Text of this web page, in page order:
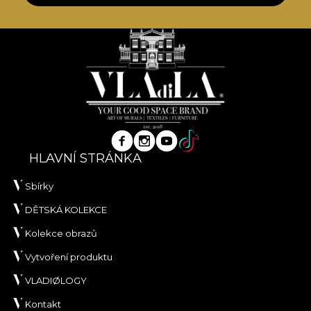
HLAVNÍ STRÁNKA
Sbírky
DĚTSKÁ KOLEKCE
Kolekce obrazů
Vytvoření produktu
VLADIØLOGY
Kontakt